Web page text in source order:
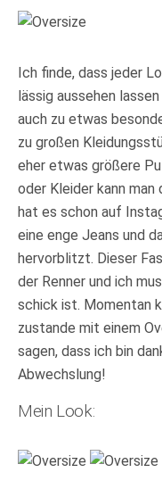
Ich finde, dass jeder
lässig aussehen
auch zu etwas
zu großen
eher etwas größere
oder Kleider kann man
hat es schon auf
eine enge Jeans und
hervorblitzt. Dieser
der Renner und ich
schick ist. Momentan
zustande mit einem
sagen, dass ich bin
Abwechslung!
Mein Look: